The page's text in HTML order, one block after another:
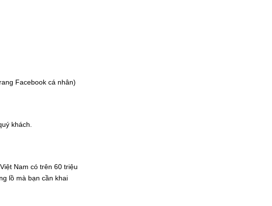
Facebook cá nhân)
khách.
Nam có trên 60 triệu
lồ mà bạn cần khai